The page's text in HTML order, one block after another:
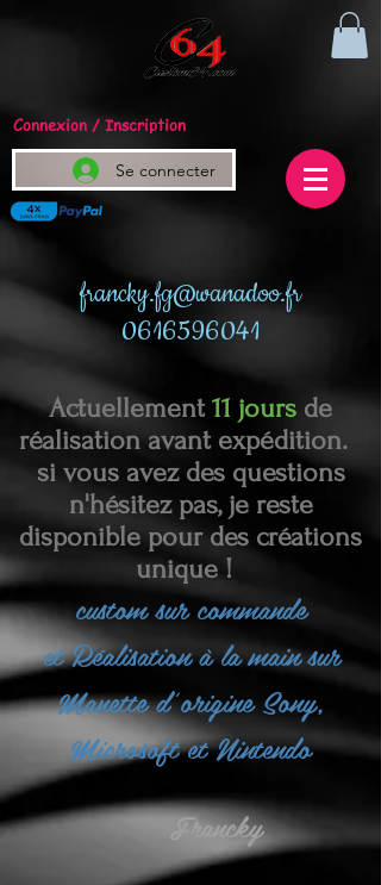
Connexion / Inscription
Se connecter
francky.fg@wanadoo.fr
0616596041
Actuellement 11 jours de
réalisation avant expédition.
si vous avez des questions
n'hésitez pas, je reste
disponible pour des créations
unique !
custom sur commande
etRéalisation à la main sur
Manette d'origine Sony,
Microsoft et Nintendo
Francky